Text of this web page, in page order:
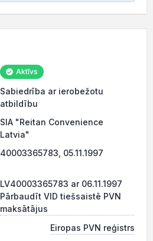
Aktīvs
Sabiedrība ar ierobežotu
atbildību
SIA "Reitan Convenience
Latvia"
40003365783, 05.11.1997
LV40003365783 ar 06.11.1997
Pārbaudīt VID tiešsaistē PVN
maksātājus
Eiropas PVN reģistrs